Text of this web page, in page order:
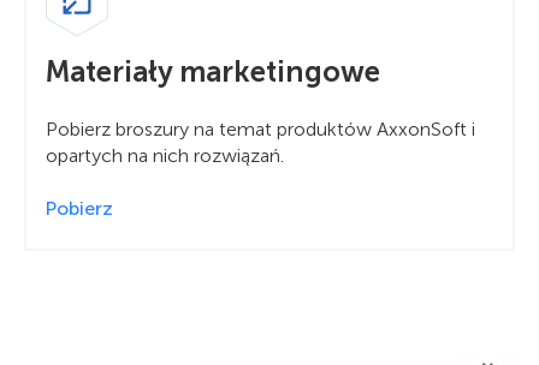
Materiały marketingowe
Pobierz broszury na temat produktów AxxonSoft i
opartych na nich rozwiązań.
Pobierz